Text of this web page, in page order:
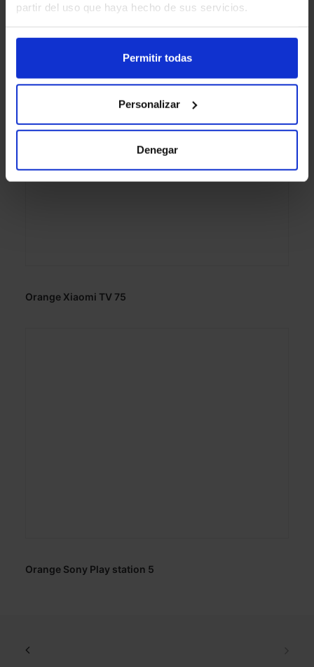
partir del uso que haya hecho de sus servicios.
Permitir todas
Personalizar
Denegar
Yoigo SAMSUNG Galaxy A16 128GB
Orange Xiaomi TV 75
Orange Sony Play station 5